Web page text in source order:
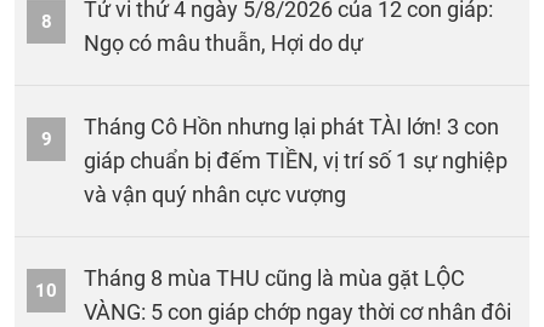
8
Tử vi thứ 4 ngày 5/8/2026 của 12 con giáp:
Ngọ có mâu thuẫn, Hợi do dự
9
Tháng Cô Hồn nhưng lại phát TÀI lớn! 3 con
giáp chuẩn bị đếm TIỀN, vị trí số 1 sự nghiệp
và vận quý nhân cực vượng
10
Tháng 8 mùa THU cũng là mùa gặt LỘC
VÀNG: 5 con giáp chớp ngay thời cơ nhân đôi